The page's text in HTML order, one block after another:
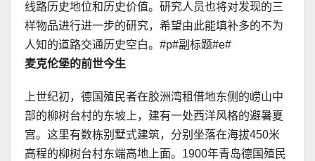
线路历史地位和历史价值。研究人员也将对发现的三
样物品进行进一步的研究，希望由此能填补多的不为
人知的道路交通历史空白。#p#副标题#e#
麦克伦堡的前世今生
上世纪初，德国殖民者在胶洲湾租借地东侧的崂山中
部的柳树台村的东坡上，建有一处西洋风格的避暑夏
宫。这里有数栋别墅式建筑，分别坐落在海拔450米
高程的柳树台村东端高地上面。1900年青岛德国殖民